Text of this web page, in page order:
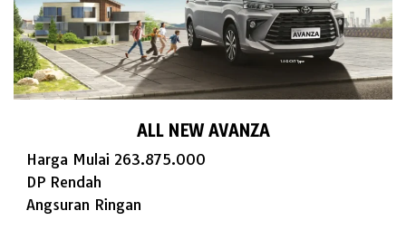
ALL NEW AVANZA
Harga Mulai 263.875.000
DP Rendah
Angsuran Ringan